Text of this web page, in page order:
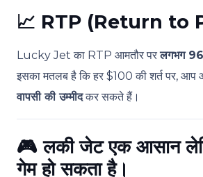
📈 RTP (Return to
Lucky Jet का RTP आमतौर परलगभग
इसका मतलब है कि हर $100 की शर्त पर,
वापसी की उम्मीदकर सकते हैं।
🎮लकी जेट एक आसान
गेम हो सकता है।